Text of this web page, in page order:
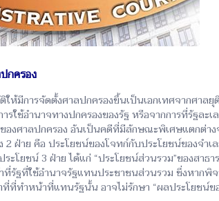
กครอง
การจัดตั้งศาลปกครองขึ้นเป็นเอกเทศจากศาล
ช้อำนาจทางปกครองของรัฐ หรือจากการที่รัฐล
งศาลปกครอง อันเป็นคดีที่มีลักษณะพิเศษแตกต่า
ฝ่าย คือ ประโยชน์ของโจทก์กับประโยชน์ของจำ
ยชน์ 3 ฝ่าย ได้แก่ “ประโยชน์ส่วนรวม”ของสาธ
รัฐที่ใช้อำนาจรัฐแทนประชาชนส่วนรวม ซึ่งหาก
ทำหน้าที่แทนรัฐนั้น อาจไม่รักษา “ผลประโยชน์ข